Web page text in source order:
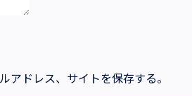
ドレス、サイトを保存する。